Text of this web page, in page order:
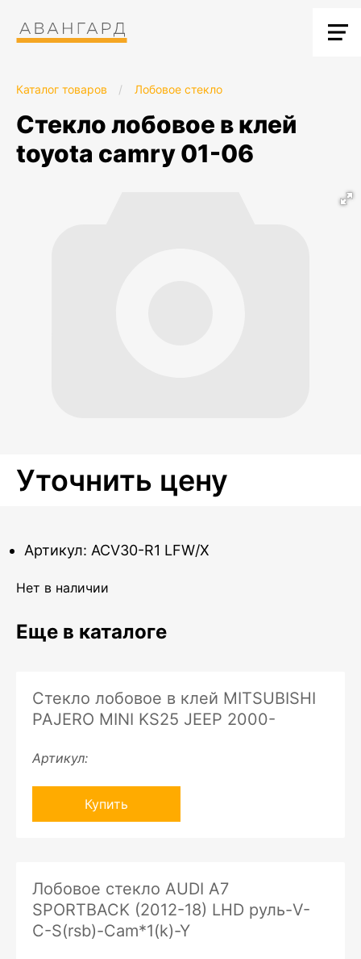
Каталог товаров / Лобовое стекло
стекло лобовое в клей
toyota camry 01-06
Уточнить цену
Артикул: ACV30-R1 LFW/X
Нет в наличии
Еще в каталоге
Стекло лобовое в клей MITSUBISHI
PAJERO MINI KS25 JEEP 2000-
Артикул:
Купить
Лобовое стекло AUDI A7
SPORTBACK (2012-18) LHD руль-V-
C-S(rsb)-Cam*1(k)-Y